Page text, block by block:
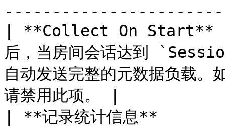
| **Collect On
后，当房间会话达到
自动发送完整的元数据负载。
请禁用此项。 |
| **记录统计信息**